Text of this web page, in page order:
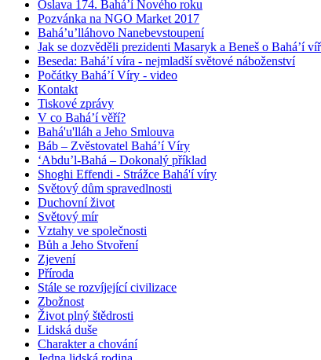
Oslava 174. Bahá’í Nového roku
Pozvánka na NGO Market 2017
Bahá’u’lláhovo Nanebevstoupení
Jak se dozvěděli prezidenti Masaryk a Beneš o Bahá’í
Beseda: Bahá’í víra - nejmladší světové náboženství
Počátky Bahá’í Víry - video
Kontakt
Tiskové zprávy
V co Bahá’í věří?
Bahá'u'lláh a Jeho Smlouva
Báb – Zvěstovatel Bahá’í Víry
‘Abdu’l-Bahá – Dokonalý příklad
Shoghi Effendi - Strážce Bahá'í víry
Světový dům spravedlnosti
Duchovní život
Světový mír
Vztahy ve společnosti
Bůh a Jeho Stvoření
Zjevení
Příroda
Stále se rozvíjející civilizace
Zbožnost
Život plný štědrosti
Lidská duše
Charakter a chování